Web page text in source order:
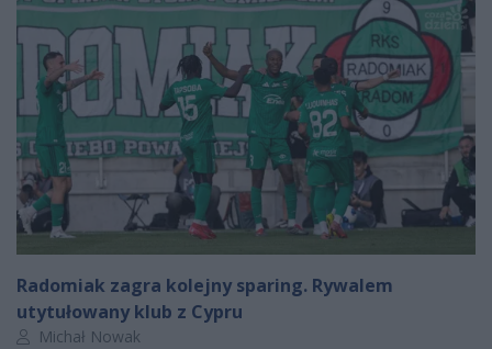
Radomiak zagra kolejny sparing. Rywalem
utytułowany klub z Cypru
Autor artykułu:
Michał Nowak